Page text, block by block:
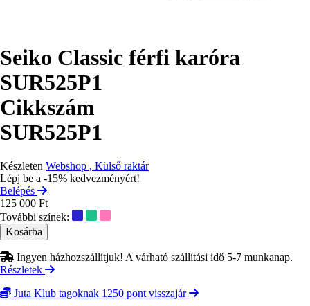
Seiko Classic férfi karóra
SUR525P1
Cikkszám
SUR525P1
Készleten Webshop , Külső raktár
Lépj be a -15% kedvezményért!
Belépés
125 000 Ft
További színek:
Ingyen házhozszállítjuk! A várható szállítási idő 5-7 munkanap.
Részletek
Juta Klub tagoknak 1250 pont visszajár